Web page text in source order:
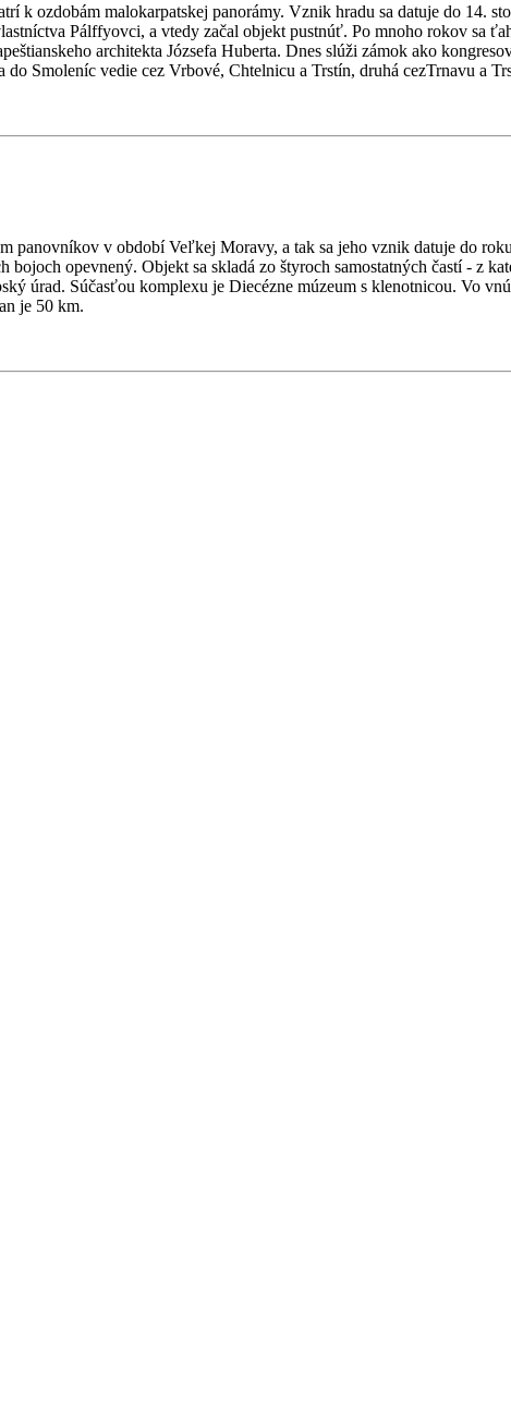
k ozdobám malokarpatskej panorámy. Vznik hradu sa datuje do 14.
Pálffyovci, a vtedy začal objekt pustnúť. Po mnoho rokov sa
architekta Józsefa Huberta. Dnes slúži zámok ako
Smoleníc vedie cez Vrbové, Chtelnicu a Trstín, druhá cezTrnavu a
panovníkov v období Veľkej Moravy, a tak sa jeho vznik datuje do
opevnený. Objekt sa skladá zo štyroch samostatných častí - z
úrad. Súčasťou komplexu je Diecézne múzeum s klenotnicou. Vo
je 50 km.